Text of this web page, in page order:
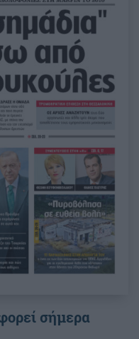
σήμερα